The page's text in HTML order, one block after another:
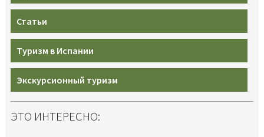
Статьи
Туризм в Испании
Экскурсионный туризм
ЭТО ИНТЕРЕСНО: